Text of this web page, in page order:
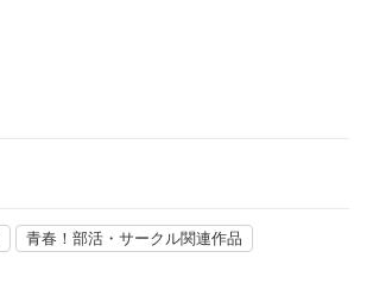
青春！部活・サークル関連作品